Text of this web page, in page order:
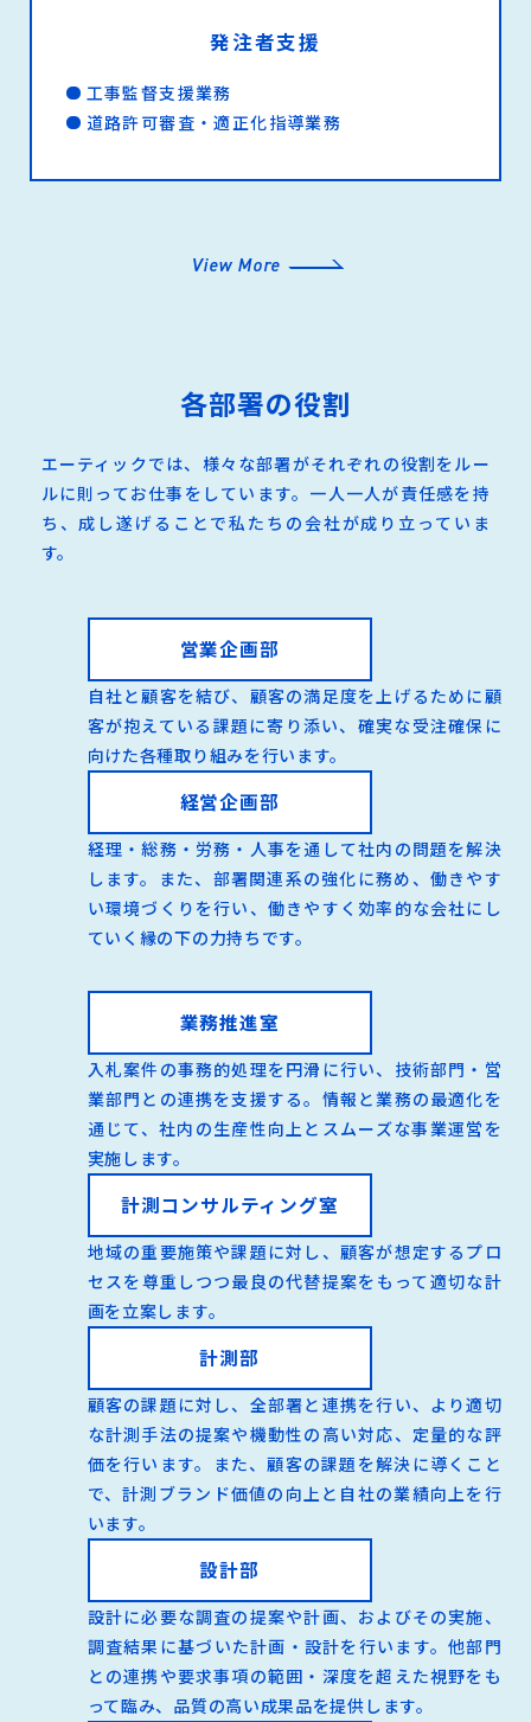
発注者支援
工事監督支援業務
道路許可審査・適正化指導業務
View More
各部署の役割
エーティックでは、様々な部署がそれぞれの役割をルー
ルに則ってお仕事をしています。一人一人が責任感を持
ち、成し遂げることで私たちの会社が成り立っていま
す。
営業企画部
自社と顧客を結び、顧客の満足度を上げるために顧
客が抱えている課題に寄り添い、確実な受注確保に
向けた各種取り組みを行います。
経営企画部
経理・総務・労務・人事を通して社内の問題を解決
します。また、部署関連系の強化に務め、働きやす
い環境づくりを行い、働きやすく効率的な会社にし
ていく縁の下の力持ちです。
業務推進室
入札案件の事務的処理を円滑に行い、技術部門・営
業部門との連携を支援する。情報と業務の最適化を
通じて、社内の生産性向上とスムーズな事業運営を
実施します。
計測コンサルティング室
地域の重要施策や課題に対し、顧客が想定するプロ
セスを尊重しつつ最良の代替提案をもって適切な計
画を立案します。
計測部
顧客の課題に対し、全部署と連携を行い、より適切
な計測手法の提案や機動性の高い対応、定量的な評
価を行います。また、顧客の課題を解決に導くこと
で、計測ブランド価値の向上と自社の業績向上を行
います。
設計部
設計に必要な調査の提案や計画、およびその実施、
調査結果に基づいた計画・設計を行います。他部門
との連携や要求事項の範囲・深度を超えた視野をも
って臨み、品質の高い成果品を提供します。